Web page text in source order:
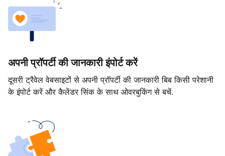
अपनी प्रॉपर्टी की जानकारी इंपोर्ट करें
दूसरी ट्रैवेल वेबसाइटों से अपनी प्रॉपर्टी की जानकारी बिब किसी परेशानी
के इंपोर्ट करें और कैलेंडर सिंक के साथ ओवरबुकिंग से बचें.